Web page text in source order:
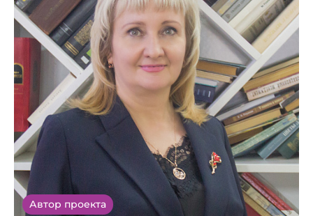
Автор проекта